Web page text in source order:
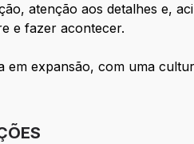
atenção aos detalhes e,
e fazer acontecer.
expansão, com uma